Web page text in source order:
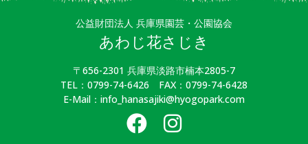
公益財団法人 兵庫県園芸・公園協会
あわじ花さじき
〒656-2301 兵庫県淡路市楠本2805-7
TEL：0799-74-6426 FAX：0799-74-6428
E-Mail：info_hanasajiki@hyogopark.com